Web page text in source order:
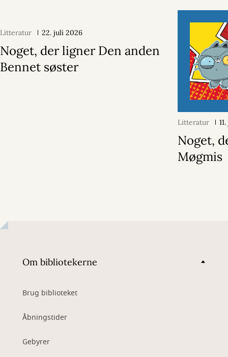
Litteratur 22. juli 2026
Noget, der ligner Den anden
Bennet søster
Litteratur
Noget,
Møgmis
Om bibliotekerne
Brug biblioteket
Åbningstider
Gebyrer